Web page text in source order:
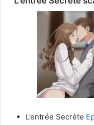
L’entrée Secrète